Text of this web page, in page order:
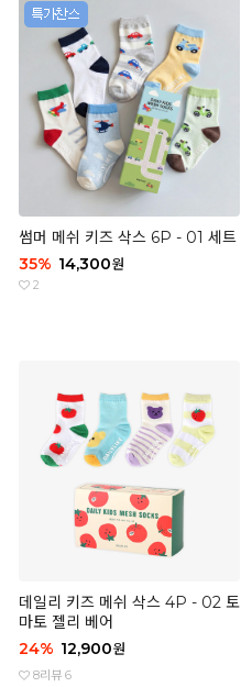
썸머 메쉬 키즈 삭스 6P - 01 세트
35% 14,300원
2
데일리 키즈 메쉬 삭스 4P - 02 토
마토 젤리 베어
24% 12,900원
8리뷰 6